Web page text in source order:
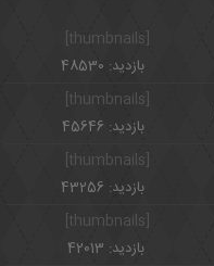
بازدید: 48530
[thumbnails]
بازدید: 45646
بازدید: 43256
بازدید: 42013